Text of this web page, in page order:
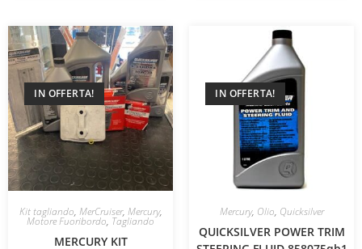
IN OFFERTA!
Kit tagliando, MerCruiser, Mercury,
Motore Fuoribordo, Tagliando
MERCURY KIT
IN OFFERTA!
Mercury, Olio, Quicksilver
QUICKSILVER POWER TRIM